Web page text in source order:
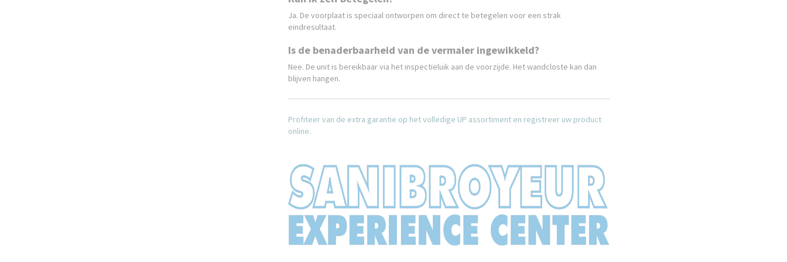
Ja. De voorplaat is speciaal ontworpen om direct te betegelen voor een strak
eindresultaat.
Is de benaderbaarheid van de vermaler ingewikkeld?
Nee. De unit is bereikbaar via het inspectieluik aan de voorzijde. Het wandcloste kan dan
blijven hangen.
Profiteer van de extra garantie op het volledige UP assortiment en registreer uw product
online.